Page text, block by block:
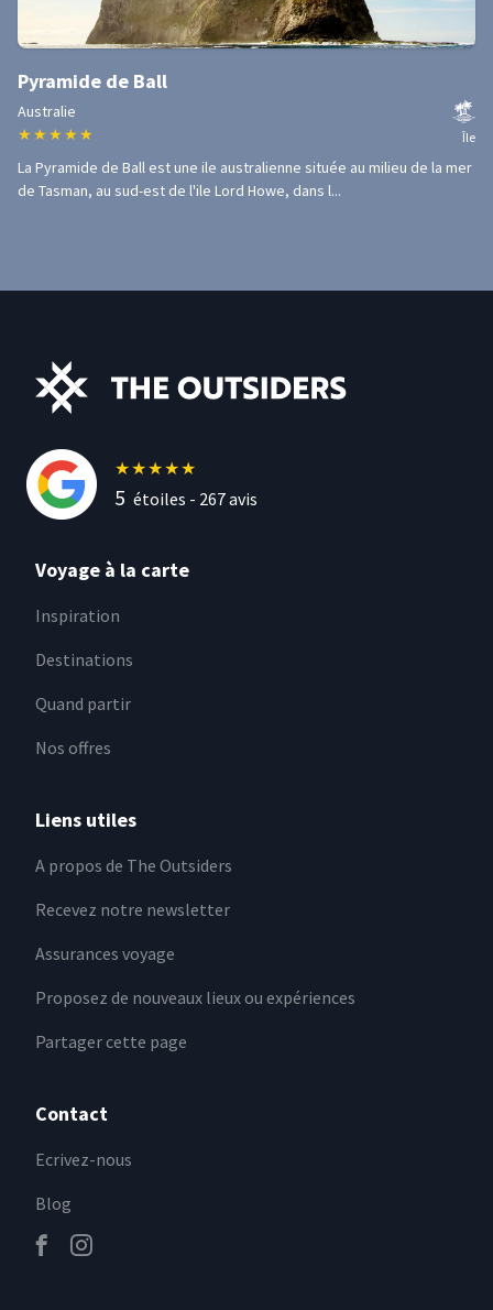
Pyramide de Ball
Australie
★ ★ ★ ★ ★ Île
La Pyramide de Ball est une ile australienne située au milieu de la mer
de Tasman, au sud-est de l'ile Lord Howe, dans l...
★★★★★
5 étoiles - 267avis
Voyage à la carte
Inspiration
Destinations
Quand partir
Nos offres
Liens utiles
A propos de The Outsiders
Recevez notre newsletter
Assurances voyage
Proposez de nouveaux lieux ou expériences
Partager cette page
Contact
Ecrivez-nous
Blog